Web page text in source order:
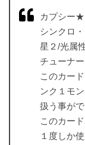
カプシー★
シンクロ
星２/光属
チューナ
このカー
ンク１モ
扱う事がで
このカー
１度しか